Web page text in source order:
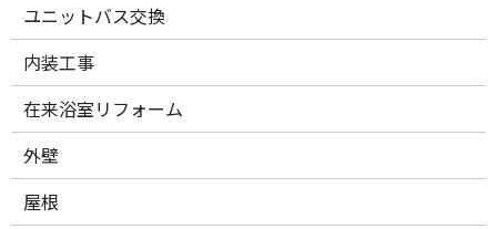
ユニットバス交換
内装工事
在来浴室リフォーム
外壁
屋根